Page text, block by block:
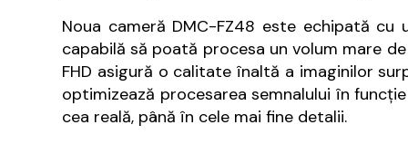
Noua cameră DMC-FZ48 este echipată
capabilă să poată procesa un volum mare
FHD asigură o calitate înaltă a imaginilor
optimizează procesarea semnalului în
cea reală, până în cele mai fine detalii.